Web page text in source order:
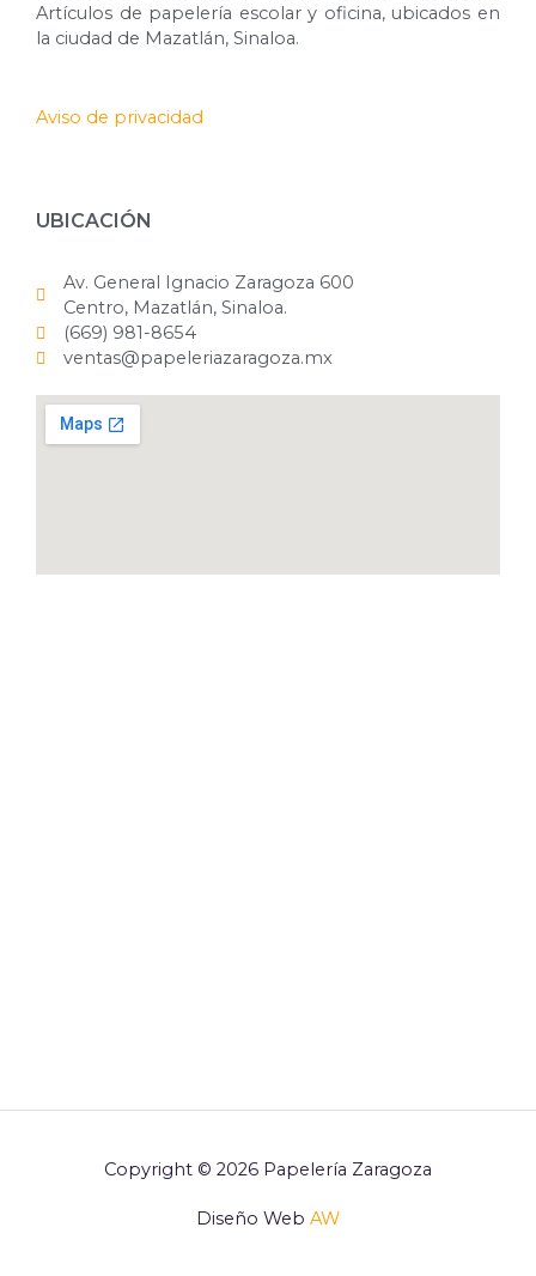
Artículos de papelería escolar y oficina, ubicados en
la ciudad de Mazatlán, Sinaloa.
Aviso de privacidad
UBICACIÓN
Av. General Ignacio Zaragoza 600
Centro, Mazatlán, Sinaloa.
(669) 981-8654
ventas@papeleriazaragoza.mx
Copyright © 2026 Papelería Zaragoza
Diseño Web AW